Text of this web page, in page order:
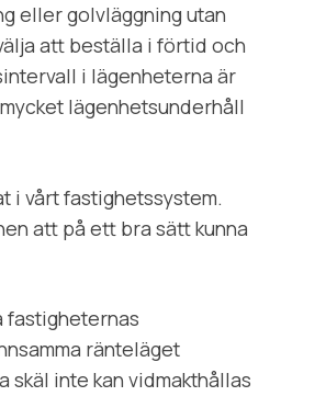
eller golvläggning utan
att beställa i förtid och
i lägenheterna är
lägenhetsunderhåll
i vårt fastighetssystem.
att på ett bra sätt kunna
fastigheternas
ränteläget
inte kan vidmakthållas